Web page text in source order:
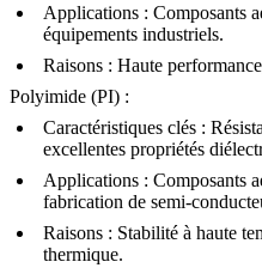
Applications : Composants
équipements industriels.
Raisons : Haute
Polyimide (PI) :
Caractéristiques clés :
excellentes propriétés
Applications : Composants
fabrication de semi-
Raisons : Stabilité à haute
thermique.